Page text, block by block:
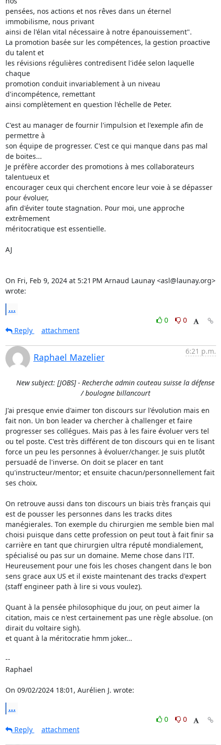
pensées, nos actions et nos rêves dans un éternel
immobilisme, nous privant
ainsi de l'élan vital nécessaire à notre épanouissement".
La promotion basée sur les compétences, la gestion proactive
du talent et
les révisions régulières contredisent l'idée selon laquelle
chaque
promotion conduit invariablement à un niveau
d'incompétence, remettant
ainsi complètement en question l'échelle de Peter.
C'est au manager de fournir l'impulsion et l'exemple afin de
permettre à
son équipe de progresser. C'est ce qui manque dans pas mal
de boites...
Je préfère accorder des promotions à mes collaborateurs
talentueux et
encourager ceux qui cherchent encore leur voie à se dépasser
pour évoluer,
afin d'éviter toute stagnation. Pour moi, une approche
extrêmement
méritocratique est essentielle.
AJ
On Fri, Feb 9, 2024 at 5:21 PM Arnaud Launay <asl@launay.org>
wrote:
...
0
0
Reply
attachment
Raphael Mazelier
6:21 p.m.
New subject: [JOBS] - Recherche admin couteau suisse la défense
/ boulogne billancourt
J'ai presque envie d'aimer ton discours sur l'évolution mais en
fait non. Un bon leader va chercher à challenger et faire
progresser ses collégues. Mais pas à les faire évoluer vers tel
ou tel poste. C'est très différent de ton discours qui en te lisant
force un peu les personnes à évoluer/changer. Je suis plutôt
persuadé de l'inverse. On doit se placer en tant
qu'instructeur/mentor; et ensuite chacun/personnellement fait
ses choix.
On retrouve aussi dans ton discours un biais très français qui
est de pousser les personnes dans les tracks dites
manégierales. Ton exemple du chirurgien me semble bien mal
choisi puisque dans cette profession on peut tout à fait finir sa
carrière en tant que chirurgien ultra réputé mondialement,
spécialisé ou pas sur un domaine. Meme chose dans l'IT.
Heureusement pour une fois les choses changent dans le bon
sens grace aux US et il existe maintenant des tracks d'expert
(staff engineer path à lire si vous voulez).
Quant à la pensée philosophique du jour, on peut aimer la
citation, mais ce n'est certainement pas une règle absolue. (on
dirait du voltaire sigh).
et quant à la méritocratie hmm joker...
--
Raphael
On 09/02/2024 18:01, Aurélien J. wrote:
...
0
0
Reply
attachment